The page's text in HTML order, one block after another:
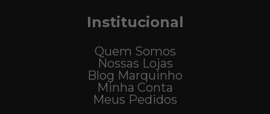
Institucional
Quem Somos
Nossas Lojas
Blog Marquinho
Minha Conta
Meus Pedidos